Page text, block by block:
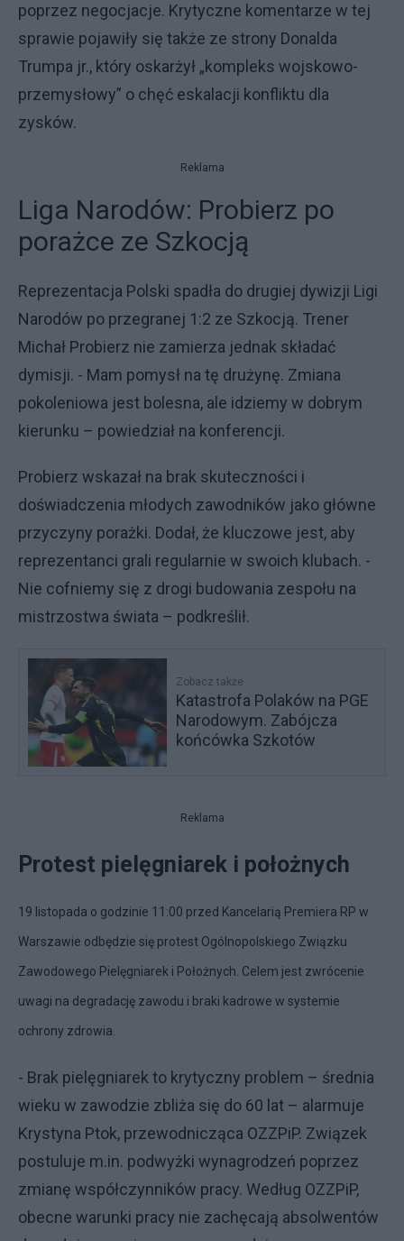
poprzez negocjacje. Krytyczne komentarze w tej
sprawie pojawiły się także ze strony Donalda
Trumpa jr., który oskarżył „kompleks wojskowo-
przemysłowy” o chęć eskalacji konfliktu dla
zysków.
Reklama
Liga Narodów: Probierz po
porażce ze Szkocją
Reprezentacja Polski spadła do drugiej dywizji Ligi
Narodów po przegranej 1:2 ze Szkocją. Trener
Michał Probierz nie zamierza jednak składać
dymisji. - Mam pomysł na tę drużynę. Zmiana
pokoleniowa jest bolesna, ale idziemy w dobrym
kierunku – powiedział na konferencji.
Probierz wskazał na brak skuteczności i
doświadczenia młodych zawodników jako główne
przyczyny porażki. Dodał, że kluczowe jest, aby
reprezentanci grali regularnie w swoich klubach. -
Nie cofniemy się z drogi budowania zespołu na
mistrzostwa świata – podkreślił.
Zobacz także
Katastrofa Polaków na PGE
Narodowym. Zabójcza
końcówka Szkotów
Reklama
Protest pielęgniarek i położnych
19 listopada o godzinie 11:00 przed Kancelarią Premiera RP w
Warszawie odbędzie się protest Ogólnopolskiego Związku
Zawodowego Pielęgniarek i Położnych. Celem jest zwrócenie
uwagi na degradację zawodu i braki kadrowe w systemie
ochrony zdrowia.
- Brak pielęgniarek to krytyczny problem – średnia
wieku w zawodzie zbliża się do 60 lat – alarmuje
Krystyna Ptok, przewodnicząca OZZPiP. Związek
postuluje m.in. podwyżki wynagrodzeń poprzez
zmianę współczynników pracy. Według OZZPiP,
obecne warunki pracy nie zachęcają absolwentów